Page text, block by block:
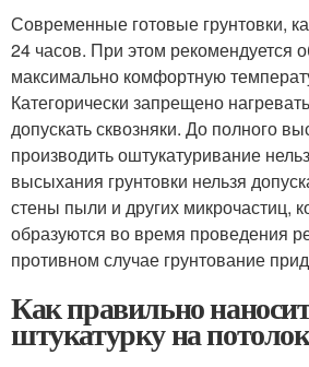
Современные готовые грунтовки,
24 часов. При этом рекомендуется
максимально комфортную
Категорически запрещено
допускать сквозняки. До полного
производить оштукатуривание
высыхания грунтовки нельзя
стены пыли и других микрочастиц,
образуются во время проведения
противном случае грунтование
Как правильно
штукатурку на потолок